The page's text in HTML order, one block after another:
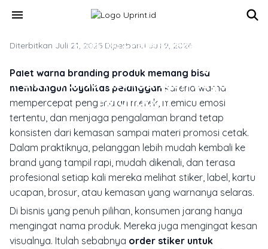
menu
MARKETING & MEDIA PROMOSI
Order Stiker untuk Branding: Cara
Palet Warna Membangun Loyalitas
Pelanggan
Diterbitkan Juli 21, 2025 Diperbarui Juli 9, 2026
Palet warna branding produk memang bisa
membangun loyalitas pelanggan karena warna
mempercepat pengenalan merek, memicu emosi
tertentu, dan menjaga pengalaman brand tetap
konsisten dari kemasan sampai materi promosi cetak.
Dalam praktiknya, pelanggan lebih mudah kembali ke
brand yang tampil rapi, mudah dikenali, dan terasa
profesional setiap kali mereka melihat stiker, label, kartu
ucapan, brosur, atau kemasan yang warnanya selaras.
Di bisnis yang penuh pilihan, konsumen jarang hanya
mengingat nama produk. Mereka juga mengingat kesan
visualnya. Itulah sebabnya order stiker untuk